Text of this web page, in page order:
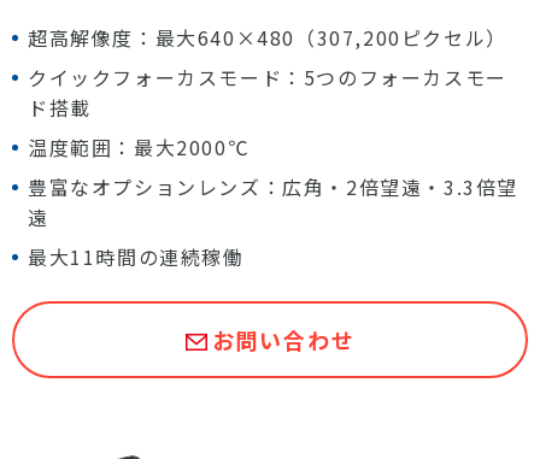
超高解像度：最大640×480（307,200ピクセル）
クイックフォーカスモード：5つのフォーカスモー
ド搭載
温度範囲：最大2000℃
豊富なオプションレンズ：広角・2倍望遠・3.3倍望
遠
最大11時間の連続稼働
お問い合わせ